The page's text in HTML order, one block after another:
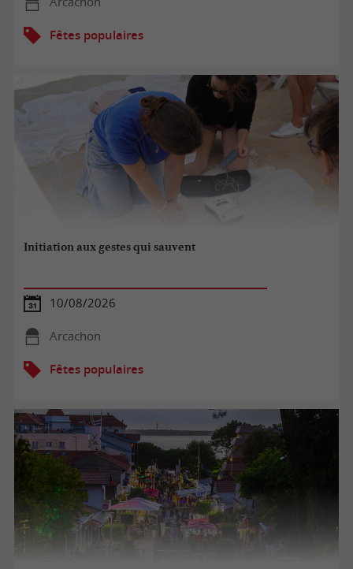
Fêtes populaires
Initiation aux gestes qui sauvent
10/08/2026
Arcachon
Fêtes populaires